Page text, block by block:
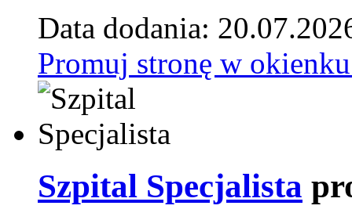
Data dodania:
Promuj stronę w
Szpital Specjalista